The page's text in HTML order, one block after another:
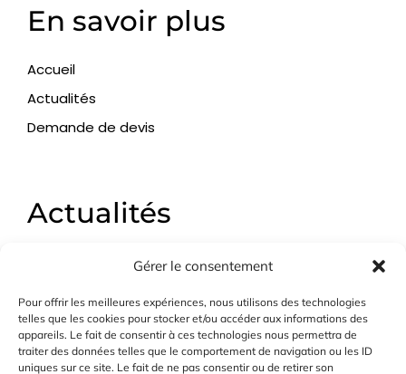
Gérer le consentement
Pour offrir les meilleures expériences, nous utilisons des technologies
telles que les cookies pour stocker et/ou accéder aux informations des
appareils. Le fait de consentir à ces technologies nous permettra de
traiter des données telles que le comportement de navigation ou les ID
uniques sur ce site. Le fait de ne pas consentir ou de retirer son
En savoir plus
Accueil
Actualités
Demande de devis
Actualités
Les différents usages de la construction modulaire
Commerces modulaires, la solution rapide et
flexible
Club nautiques, infrastructures touristiques,